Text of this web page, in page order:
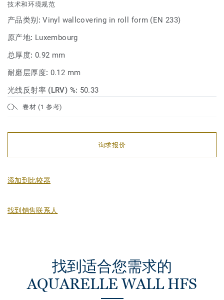
技术和环境规范
产品类别:Vinyl wallcovering in roll form (EN 233)
原产地: Luxembourg
总厚度: 0.92 mm
耐磨层厚度: 0.12 mm
光线反射率 (LRV) %: 50.33
卷材 (1 参考)
询求报价
添加到比较器
找到销售联系人
找到适合您需求的
AQUARELLE WALL HFS